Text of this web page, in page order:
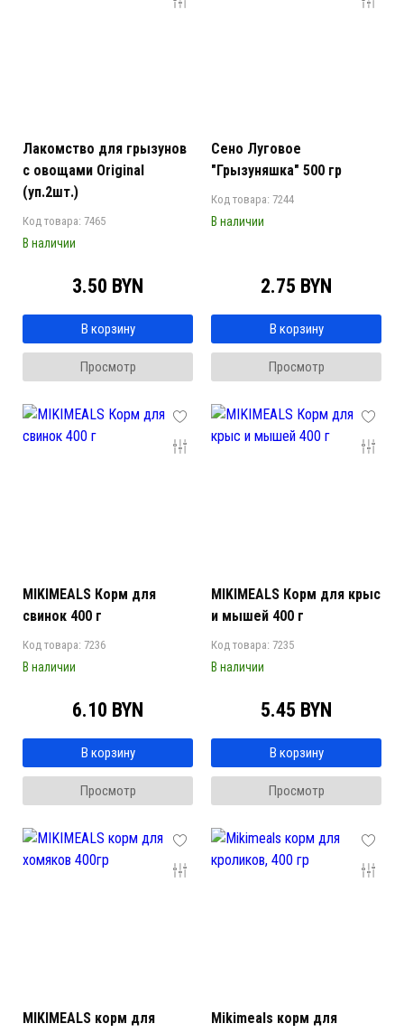
Лакомство для грызунов
с овощами Original
(уп.2шт.)
Код товара: 7465
В наличии
3.50 BYN
В корзину
Просмотр
Сено Луговое
"Грызуняшка" 500 гр
Код товара: 7244
В наличии
2.75 BYN
В корзину
Просмотр
MIKIMEALS Корм для
свинок 400 г
Код товара: 7236
В наличии
6.10 BYN
В корзину
Просмотр
MIKIMEALS Корм для крыс
и мышей 400 г
Код товара: 7235
В наличии
5.45 BYN
В корзину
Просмотр
MIKIMEALS корм для
Mikimeals корм для